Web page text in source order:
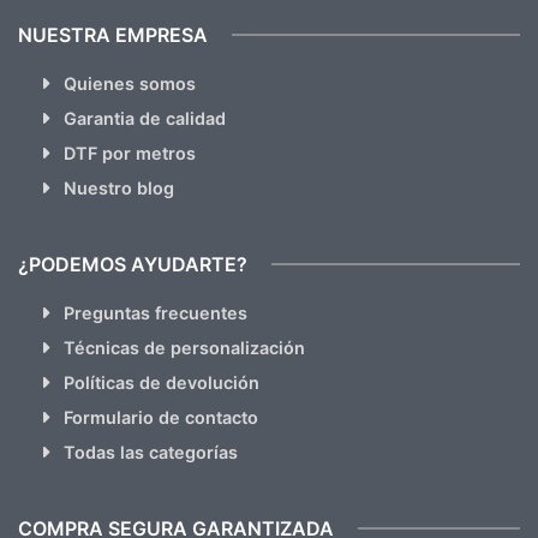
NUESTRA EMPRESA
Quienes somos
Garantia de calidad
DTF por metros
Nuestro blog
¿PODEMOS AYUDARTE?
Preguntas frecuentes
Técnicas de personalización
Políticas de devolución
Formulario de contacto
Todas las categorías
COMPRA SEGURA GARANTIZADA